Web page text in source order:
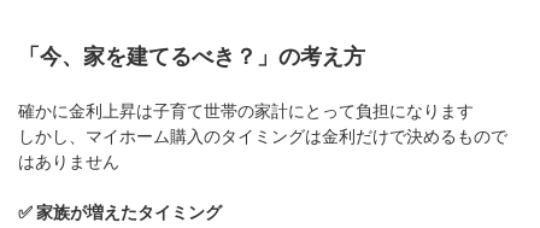
「今、家を建てるべき？」の考え方
確かに金利上昇は子育て世帯の家計にとって負担になります
しかし、マイホーム購入のタイミングは金利だけで決めるもので
はありません
✅ 家族が増えたタイミング